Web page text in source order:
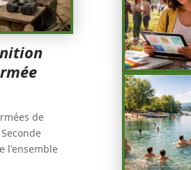
de
l'ensemble